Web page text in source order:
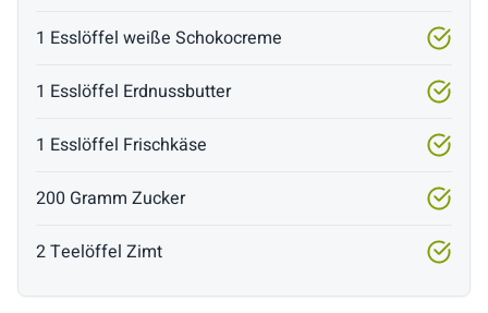
1 Esslöffel weiße Schokocreme
1 Esslöffel Erdnussbutter
1 Esslöffel Frischkäse
200 Gramm Zucker
2 Teelöffel Zimt